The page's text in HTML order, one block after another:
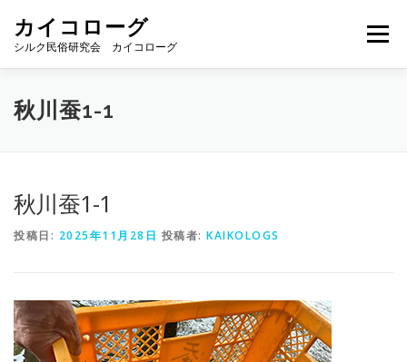
カイコローグ
シルク民俗研究会 カイコローグ
メニュー
カイコローグの歩み
秋川蚕1-1
秋川蚕1-1
投稿日: 2025年11月28日 投稿者: KAIKOLOGS